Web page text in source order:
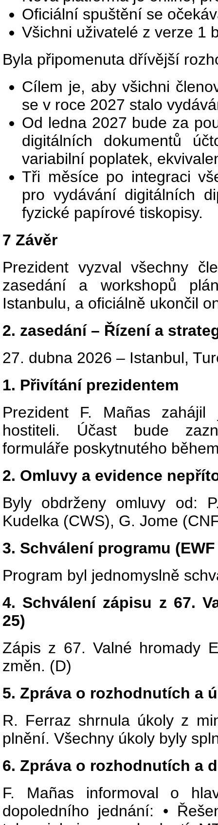
Oficiální spuštění se
Všichni uživatelé z verze 1
Byla připomenuta dřívější
Cílem je, aby všichni
se v roce 2027 stalo
Od ledna 2027 bude za
digitálních dokumentů
variabilní poplatek,
Tři měsíce po integraci
pro vydávání digitálních
fyzické papírové tiskopisy.
7 Závěr
Prezident vyzval všechny
zasedání a workshopů
Istanbulu, a oficiálně ukončil
2. zasedání – Řízení a
27. dubna 2026 – Istanbul,
1. Přivítání prezidentem
Prezident F. Mañas zahájil
hostiteli. Účast bude
formuláře poskytnutého
2. Omluvy a evidence
Byly obdrženy omluvy od:
Kudelka (CWS), G. Jome
3. Schválení programu (EWF
Program byl jednomyslně
4. Schválení zápisu z 67.
25)
Zápis z 67. Valné hromady
změn. (D)
5. Zpráva o rozhodnutích a
R. Ferraz shrnula úkoly z
plnění. Všechny úkoly byly
6. Zpráva o rozhodnutích a
F. Mañas informoval o
dopoledního jednání: •